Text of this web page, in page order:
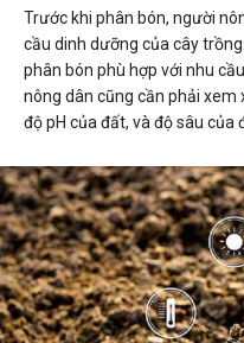
Trước khi phân bón, người
cầu dinh dưỡng của cây
phân bón phù hợp với nhu
nông dân cũng cần phải xem
độ pH của đất, và độ sâu của